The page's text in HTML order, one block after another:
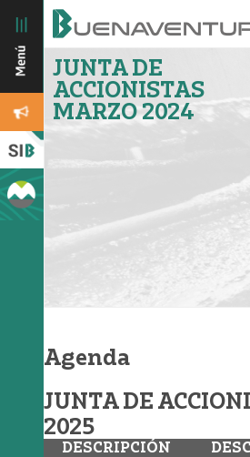
JUNTA DE
ACCIONISTAS
MARZO 2024
Agenda
JUNTA DE
2025
DESCRIPCIÓN